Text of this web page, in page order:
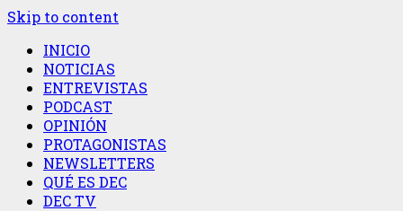
Skip to content
INICIO
NOTICIAS
ENTREVISTAS
PODCAST
OPINIÓN
PROTAGONISTAS
NEWSLETTERS
QUÉ ES DEC
DEC TV